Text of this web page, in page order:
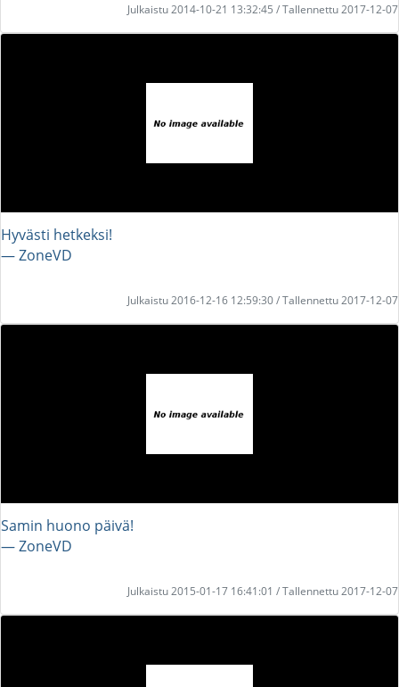
Julkaistu 2014-10-21 13:32:45 / Tallennettu 2017-12-07
Hyvästi hetkeksi!
― ZoneVD
Julkaistu 2016-12-16 12:59:30 / Tallennettu 2017-12-07
Samin huono päivä!
― ZoneVD
Julkaistu 2015-01-17 16:41:01 / Tallennettu 2017-12-07